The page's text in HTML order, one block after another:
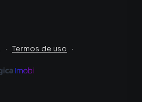
· Termos de uso ·